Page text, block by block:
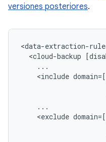
versiones posteriores.
<cloud-backup
<include
<exclude